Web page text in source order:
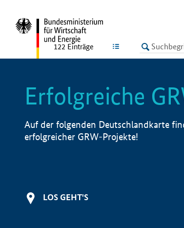
LISTE
122 Einträge
Erfolgreiche
Auf der folgenden Deutschlandkarte
erfolgreicher GRW-Projekte!
LOS GEHT'S